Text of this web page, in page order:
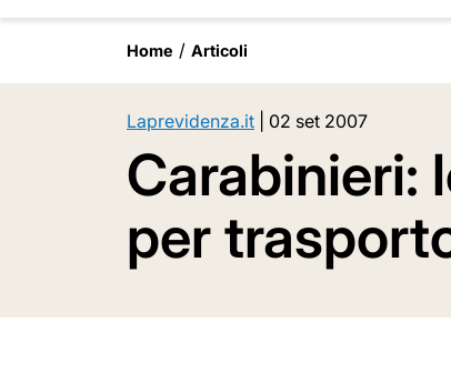
Home Articoli
Laprevidenza.it 02 set 2007
Carabinieri:
per